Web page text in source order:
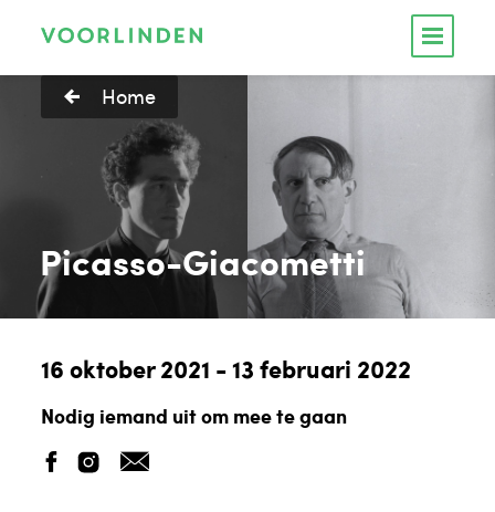
Home
Picasso-Giacometti
16 oktober 2021 - 13 februari 2022
Nodig iemand uit om mee te gaan